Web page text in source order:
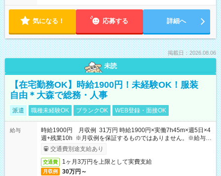
気になる！ 応募する 詳細へ
掲載日：2026.08.06
未読
【在宅勤務OK】時給1900円！未経験OK！服装
自由＊大森で総務・人事
派遣 職種未経験OK ブランクOK WEB登録・面接OK
給与
時給1900円 月収例 31万円 時給1900円×実働7h45m×週5日×4
週+残業10h ※月収例を保証するものではありません。※給与即
受取りサービス利用可（利用条件有）
交通費別途支給あり
交通費 1ヶ月3万円を上限として実費支給
月収例 30万円～